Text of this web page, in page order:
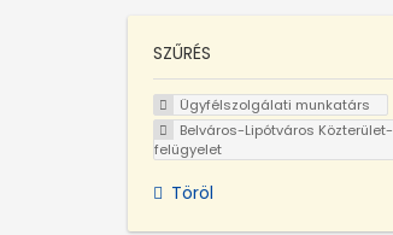
SZŰRÉS
Ügyfélszolgálati munkatárs
Belváros-Lipótváros Közterület-
felügyelet
Töröl